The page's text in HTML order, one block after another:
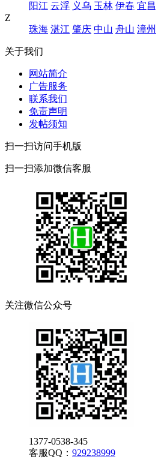
阳江 云浮 义乌 玉林 伊春 宜昌
Z
珠海 湛江 肇庆 中山 舟山 漳州
关于我们
网站简介
广告服务
联系我们
免责声明
发帖须知
扫一扫访问手机版
扫一扫添加微信客服
关注微信公众号
1377-0538-345
客服QQ： 929238999